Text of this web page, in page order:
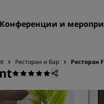
Конференции и
Ресторан и бар Ресторан